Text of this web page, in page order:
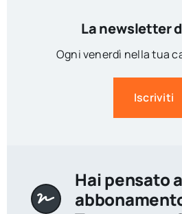
La newsletter
Ogni venerdì nella tua
Iscriviti
Hai pensato